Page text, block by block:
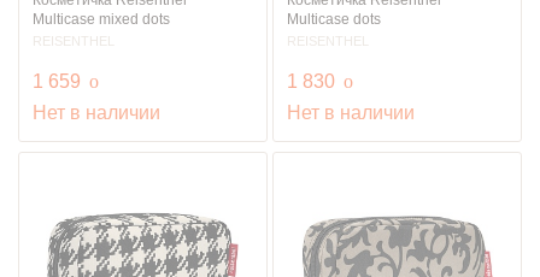
Multicase mixed dots
REISENTHEL
1 659 руб.
o
Нет в наличии
Multicase dots
REISENTHEL
1 830 руб.
o
Нет в наличии